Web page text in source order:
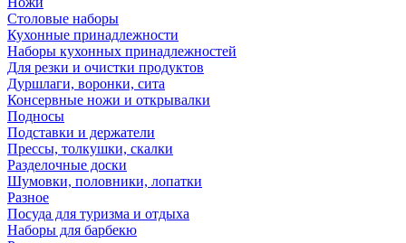
Столовые наборы
Кухонные принадлежности
Наборы кухонных принадлежностей
Для резки и очистки продуктов
Дуршлаги, воронки, сита
Консервные ножи и открывалки
Подносы
Подставки и держатели
Прессы, толкушки, скалки
Разделочные доски
Шумовки, половники, лопатки
Разное
Посуда для туризма и отдыха
Наборы для барбекю